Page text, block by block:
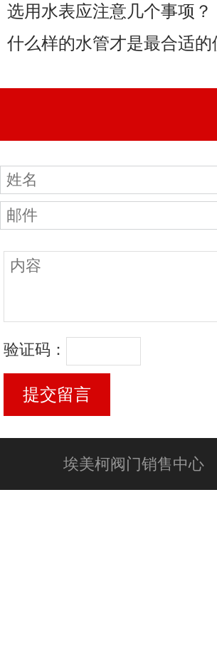
选用水表应注意几个事项？
什么样的水管才是最合适的
验证码：
埃美柯阀门销售中